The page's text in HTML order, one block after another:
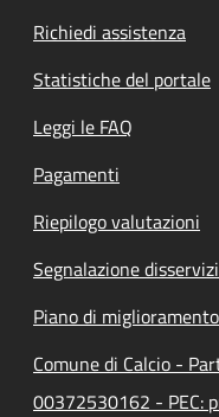
Richiedi assistenza
Statistiche del portale
Leggi le FAQ
Pagamenti
Riepilogo valutazioni
Segnalazione
Piano di
Comune di Calcio -
00372530162 - PEC: